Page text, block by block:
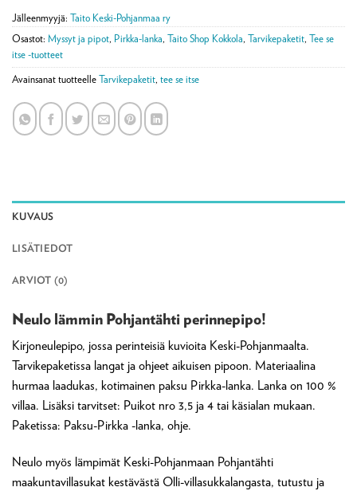
Jälleenmyyjä: Taito Keski-Pohjanmaa ry
Osastot: Myssyt ja pipot, Pirkka-lanka, Taito Shop Kokkola, Tarvikepaketit, Tee se
itse -tuotteet
Avainsanat tuotteelle Tarvikepaketit, tee se itse
KUVAUS
LISÄTIEDOT
ARVIOT (0)
Neulo lämmin Pohjantähti perinnepipo!
Kirjoneulepipo, jossa perinteisiä kuvioita Keski-Pohjanmaalta.
Tarvikepaketissa langat ja ohjeet aikuisen pipoon. Materiaalina
hurmaa laadukas, kotimainen paksu Pirkka-lanka. Lanka on 100 %
villaa. Lisäksi tarvitset: Puikot nro 3,5 ja 4 tai käsialan mukaan.
Paketissa: Paksu-Pirkka -lanka, ohje.
Neulo myös lämpimät Keski-Pohjanmaan Pohjantähti
maakuntavillasukat kestävästä Olli-villasukkalangasta, tutustu ja